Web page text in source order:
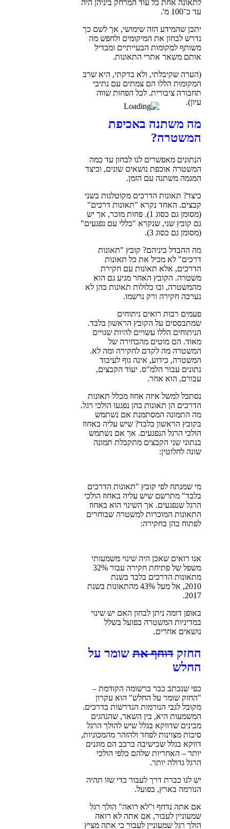
לתאונה אחת כל עוד המרחק ביניהן היה
עד כ־100 מ'.
יתכן שהמידע הזה שימושי, אך לשם כך
נדרש לבחון את המיקומים ולחפש מה
משותף למקומות הבעייתיים ומבדיל
אותם משאר אתרי התאונות.
(הערה שקיבלתי, ולא בדקתי, היא שרב
המקומות הללו הם צמתים עם נתיבי
תחבורה ציבורית. לכל הפחות שווה
עיון).
מה משתנה באכיפת
המשטרה?
הנתונים מאפשרים לנו לבחון עד כמה
המשטרה אוכפת נושאים שונים, וכיצד
המגמה משתנה עם הזמן.
כיצד? תאונות הדרכים מקוטלגות בשני
קבצים. האחד נקרא "תאונות דרכים"
(מסומן גם כסוג 1). פחות מוכר, אך יש
גם קובץ שני, שנקרא "כללי עם נפגעים"
(מסומן גם כסוג 3).
מה ההבדל ביניהם? קובץ "תאונות
דרכים" לא מכיל את כל תאונות
הדרכים, אלא תאונות עם חקירת
משטרה. הקובץ האחר מגיע גם הוא
מהמשטרה, ובו כלולות תאונות בהן לא
נערכה חקירה ורק נרשמו.
פעמים רבות רואים ניתוחים
שמתבססים על הקובץ הראשון בלבד.
הניתוחים הללו עשויים להיות שגויים
מאוד. הם מוטים מהבחירה של
המשטרה מה לקדם לחקירה ומה לא.
המשטרה, כידוע, אינה גוף לעיבוד
נתונים עבור הלמ"ס. יעוד הקבצים,
עבורם, הוא אחר.
נסתכל למשל איזה אחוז מכלל תאונות
הדרכים הן תאונות בהן נפגעו הולכי רגל.
מה התמונה המסתמנת אם נשתמש
בקובץ הראשון בלבד? שיש עליה באחוז
הולכי הרגל הנפגעים. אך אם נשתמש
בנתוני שני הקבצים מתקבלת תמונה
שונה לחלוטין:
מי שמנתח לפי קובץ "תאונות הדרכים
בלבד" מתרשם שיש עליה באחוז הולכי
הרגל שנפגעים. אך השינוי הוא באחוז
התאונות המוכרות למשטרה שבוחרים
לפתוח בהן בחקירה:
אנו רואים שאכן היה שינוי משמעותי
משפל של פתיחת חקירה עבור 32%
מתאונות הדרכים בלבד בשנת
2010, אל מעל 43% מהתאונות בשנת
2017.
באופן דומה ניתן לבחון האם יש שינוי
במדיניות המשטרה בפועל בשלל
נושאים אחרים.
החזק דוחף את שומר על
החלש
כפי שנכתב כבר ברשומה הקודמת –
"החזק שומר על החלש" הוא עקרון
מקובל לגבי הנורמות הנדרשות בדרכים.
המשמעות היא, בין השאר, שהנהגים
מבינים שדווקא בגלל שיש להולך הרגל
סיבות מצוינות לפחד ולהזהר מהמכוניות,
דווקא בגלל שבישיבה ברכב הם מוגנים
יותר – האחריות שלהם כלפי הולכי
הרגל גדולה יותר.
יש לנו כברת דרך לעבור כדי שזו תהיה
הנורמה בארץ, בפועל.
אם אתה נדחף ו"לא רואה" הולך רגל
שמעוניין לעבור, אם אתה לא רואה
הולך רגל שמעוניין לעבור כי אתה מציץ